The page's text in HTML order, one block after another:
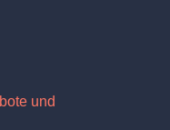
und